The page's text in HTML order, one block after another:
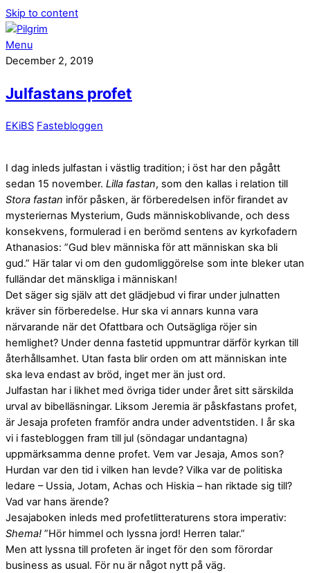
Skip to content
Menu
December 2, 2019
Julfastans profet
EKiBS Fastebloggen
I dag inleds julfastan i västlig tradition; i öst har den pågått
sedan 15 november. Lilla fastan, som den kallas i relation till
Stora fastan inför påsken, är förberedelsen inför firandet av
mysteriernas Mysterium, Guds människoblivande, och dess
konsekvens, formulerad i en berömd sentens av kyrkofadern
Athanasios: ”Gud blev människa för att människan ska bli
gud.” Här talar vi om den gudomliggörelse som inte bleker utan
fulländar det mänskliga i människan!
Det säger sig själv att det glädjebud vi firar under julnatten
kräver sin förberedelse. Hur ska vi annars kunna vara
närvarande när det Ofattbara och Outsägliga röjer sin
hemlighet? Under denna fastetid uppmuntrar därför kyrkan till
återhållsamhet. Utan fasta blir orden om att människan inte
ska leva endast av bröd, inget mer än just ord.
Julfastan har i likhet med övriga tider under året sitt särskilda
urval av bibelläsningar. Liksom Jeremia är påskfastans profet,
är Jesaja profeten framför andra under adventstiden. I år ska
vi i fastebloggen fram till jul (söndagar undantagna)
uppmärksamma denne profet. Vem var Jesaja, Amos son?
Hurdan var den tid i vilken han levde? Vilka var de politiska
ledare – Ussia, Jotam, Achas och Hiskia – han riktade sig till?
Vad var hans ärende?
Jesajaboken inleds med profetlitteraturens stora imperativ:
Shema! ”Hör himmel och lyssna jord! Herren talar.”
Men att lyssna till profeten är inget för den som förordar
business as usual. För nu är något nytt på väg.